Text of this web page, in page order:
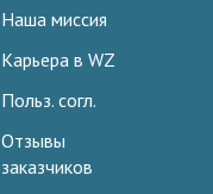
Наша миссия
Карьера в WZ
Польз. согл.
Отзывы
заказчиков